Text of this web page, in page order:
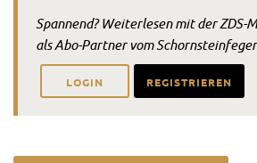
Spannend? Weiterlesen mit der
als Abo-Partner vom
LOGIN REGISTRIEREN